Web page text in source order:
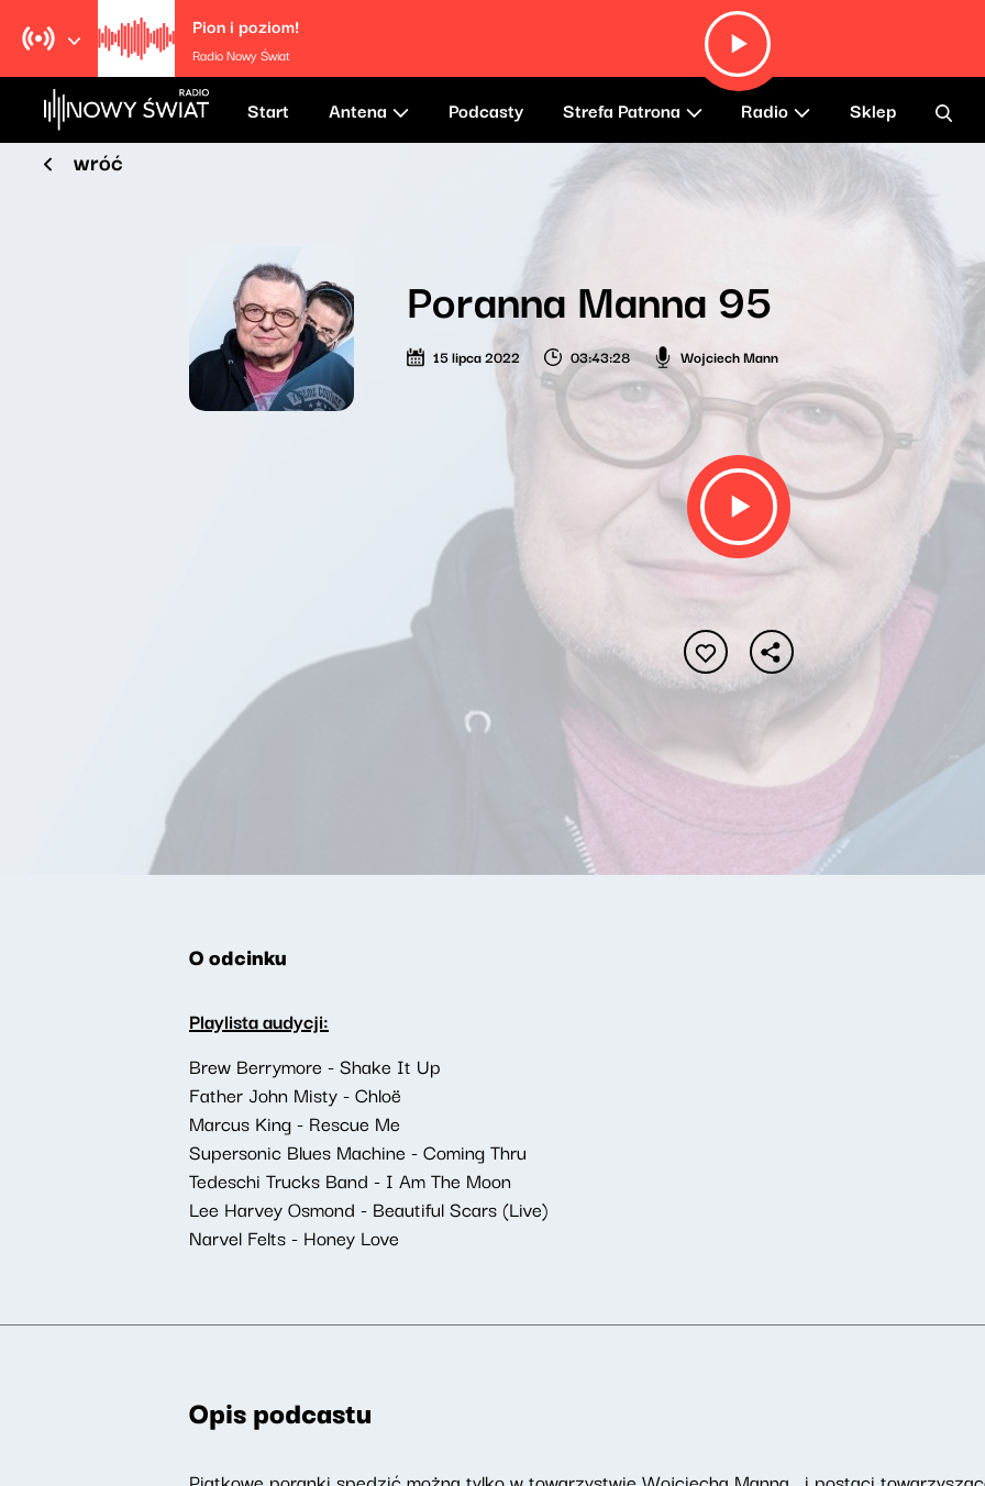
Pion i poziom!
Radio Nowy Świat
Start Antena Podcasty Strefa Patrona Radio Sklep
wróć
Poranna Manna 95
15 lipca 2022 03:43:28 Wojciech Mann
O odcinku
Playlista audycji:
Brew Berrymore - Shake It Up
Father John Misty - Chloë
Marcus King - Rescue Me
Supersonic Blues Machine - Coming Thru
Tedeschi Trucks Band - I Am The Moon
Lee Harvey Osmond - Beautiful Scars (Live)
Narvel Felts - Honey Love
Opis podcastu